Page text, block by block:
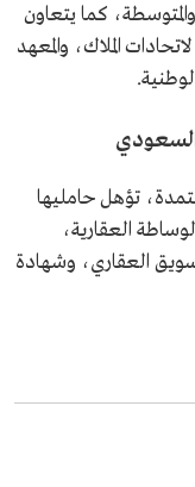
كما يتعاون
الملاك، والمعهد
السعودي
تؤهل حامليها
العقارية،
العقاري، وشهادة